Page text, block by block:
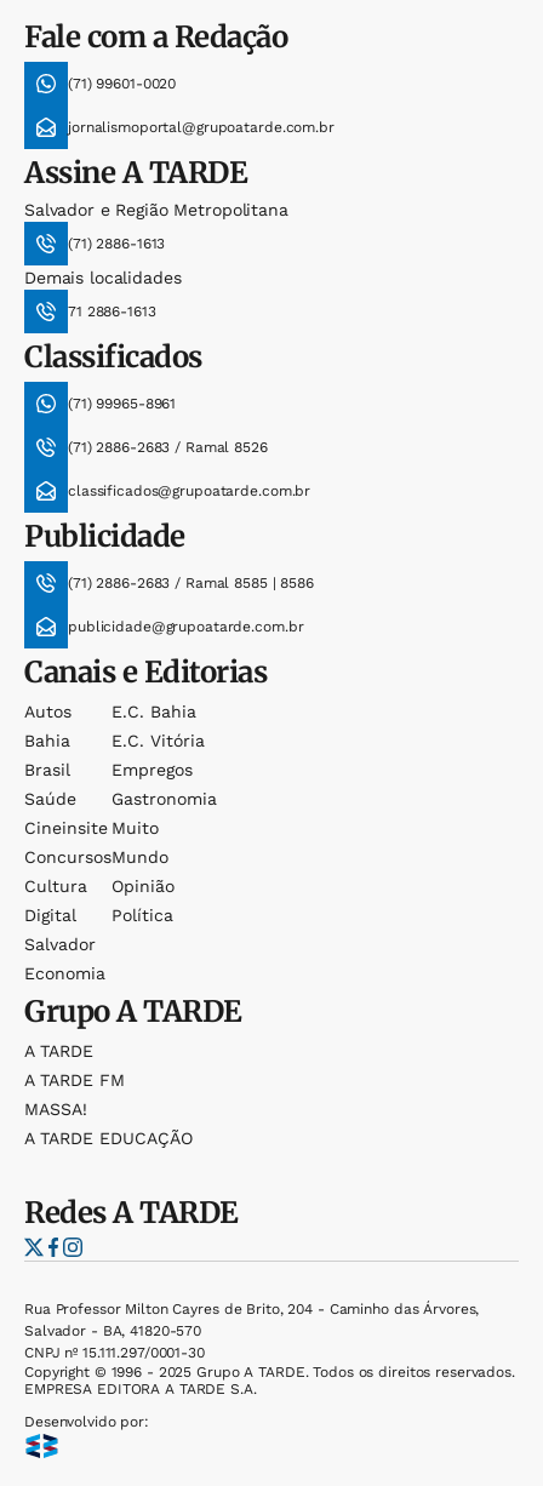
Fale com a Redação
(71) 99601-0020
jornalismoportal@grupoatarde.com.br
AssineA TARDE
Salvador e Região Metropolitana
(71) 2886-1613
Demais localidades
71 2886-1613
Classificados
(71) 99965-8961
(71) 2886-2683 / Ramal 8526
classificados@grupoatarde.com.br
Publicidade
(71) 2886-2683 / Ramal 8585 | 8586
publicidade@grupoatarde.com.br
Canais e Editorias
Autos
Bahia
Brasil
Saúde
Cineinsite
Concursos
Cultura
Digital
Salvador
Economia
E.c. Bahia
E.c. Vitória
Empregos
Gastronomia
Muito
Mundo
Opinião
Política
GrupoA TARDE
A TARDE
A TARDE FM
MASSA!
A TARDE EDUCAÇÃO
RedesA TARDE
Rua Professor Milton Cayres de Brito, 204 - Caminho das Árvores,
Salvador - BA, 41820-570
CNPJ nº 15.111.297/0001-30
Copyright © 1996 - 2025 Grupo A TARDE. Todos os direitos reservados.
EMPRESA EDITORA A TARDE S.A.
Desenvolvido por: